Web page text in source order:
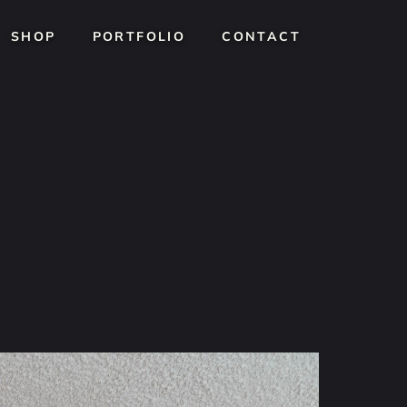
SHOP PORTFOLIO CONTACT
SHOP PORTFOLIO CONTACT